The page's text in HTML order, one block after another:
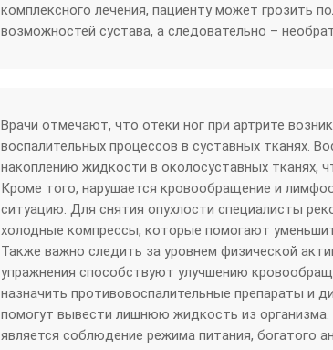
комплексного лечения, пациенту может грозить
возможностей сустава, а следовательно –
Врачи отмечают, что отеки ног при артрите
воспалительных процессов в суставных тканях.
накоплению жидкости в околосуставных тканях,
Кроме того, нарушается кровообращение и
ситуацию. Для снятия опухлости специалисты
холодные компрессы, которые помогают
Также важно следить за уровнем физической
упражнения способствуют улучшению
назначить противовоспалительные препараты и
помогут вывести лишнюю жидкость из
является соблюдение режима питания, богатого